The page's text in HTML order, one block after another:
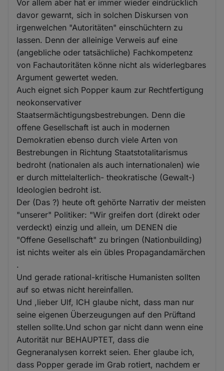
Vor allem aber hat er immer wieder eindrücklich
davor gewarnt, sich in solchen Diskursen von
irgenwelchen "Autoritäten" einschüchtern zu
lassen. Denn der alleinige Verweis auf eine
(angebliche oder tatsächliche) Fachkompetenz
von Fachautoritäten könne nicht als widerlegbares
Argument gewertet weden.
Auch eignet sich Popper kaum zur Rechtfertigung
neokonservativer
Staatsermächtigungsbestrebungen. Denn die
offene Gesellschaft ist auch in modernen
Demokratien ebenso durch viele Arten von
Bestrebungen in Richtung Staatstotalitarismus
bedroht (nationalen als auch internationalen) wie
er durch mittelalterlich- theokratische (Gewalt-)
Ideologien bedroht ist.
Der (Das ?) heute oft gehörte Narrativ der meisten
"unserer" Politiker: "Wir greifen dort (direkt oder
verdeckt) einzig und allein, um DENEN die
"Offene Gesellschaft" zu bringen (Nationbuilding)
ist nichts weiter als ein übles Propagandamärchen
.
Und gerade rational-kritische Humanisten sollten
auf so etwas nicht hereinfallen.
Und ,lieber Ulf, ICH glaube nicht, dass man nur
seine eigenen Überzeugungen auf den Prüftand
stellen sollte.Und schon gar nicht dann wenn eine
Autorität nur BEHAUPTET, dass die
Gegneranalysen korrekt seien. Eher glaube ich,
dass Popper gerade im Grab rotiert, nachdem er